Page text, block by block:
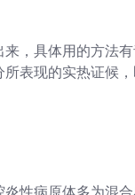
，具体用的方法
表现的实热证候